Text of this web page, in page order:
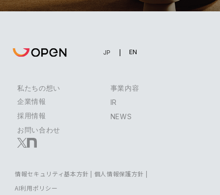
EN
JP
私たちの想い
事業内容
企業情報
IR
採用情報
NEWS
お問い合わせ
情報セキュリティ基本方針 | 個人情報保護方針 |
AI利用ポリシー